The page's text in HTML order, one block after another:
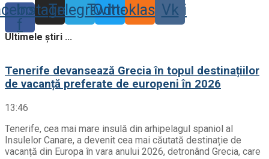
f
Instagram
TelegramTwitter
Odnoklassniki
Vk
Ultimele știri ...
Tenerife devansează Grecia în topul destinațiilor
de vacanță preferate de europeni în 2026
13:46
Tenerife, cea mai mare insulă din arhipelagul spaniol al
Insulelor Canare, a devenit cea mai căutată destinație de
vacanță din Europa în vara anului 2026, detronând Grecia, care